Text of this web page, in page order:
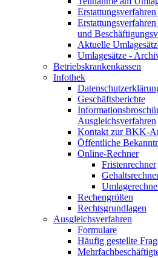
und
Aktuelle
Umlagesätze -
Betriebskrankenkassen
Infothek
Geschäftsberichte
Ausgleichsverfahren
Kontakt zur BKK-
Öffentliche
Online-Rechner
Fristenrechner
Rechengrößen
Rechtsgrundlagen
Ausgleichsverfahren
Formulare
Häufig gestellte